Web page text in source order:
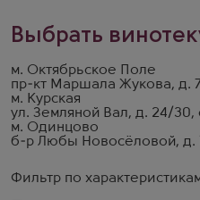
Фильтр по
Выбрать
м. Октябрьское Поле
пр-кт Маршала Жукова, д.
м. Курская
ул. Земляной Вал, д. 24/30,
м. Одинцово
б-р Любы Новосёловой, д.